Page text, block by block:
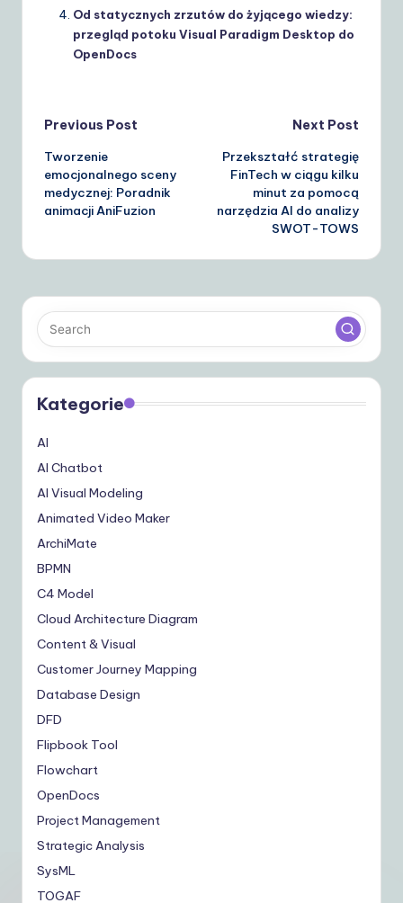
Od statycznych zrzutów do żyjącego wiedzy:
przegląd potoku Visual Paradigm Desktop do
OpenDocs
Post
navigation
Previous Post
Tworzenie
emocjonalnego sceny
medycznej: Poradnik
animacji AniFuzion
Next Post
Przekształć strategię
FinTech w ciągu kilku
minut za pomocą
narzędzia AI do analizy
SWOT-TOWS
Kategorie
AI
AI Chatbot
AI Visual Modeling
Animated Video Maker
ArchiMate
BPMN
C4 Model
Cloud Architecture Diagram
Content & Visual
Customer Journey Mapping
Database Design
DFD
Flipbook Tool
Flowchart
OpenDocs
Project Management
Strategic Analysis
SysML
TOGAF